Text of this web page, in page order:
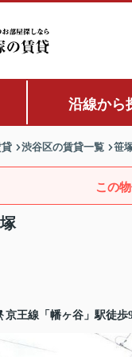
沿線から
渋谷区の賃貸一覧 笹
この
京王線「幡ヶ谷」駅徒歩